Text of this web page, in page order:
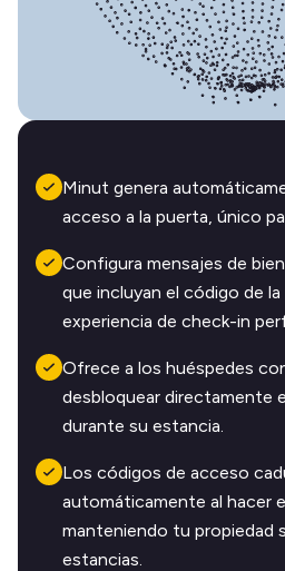
Minut genera
acceso a la puerta, único
Configura mensajes de
que incluyan el código de
experiencia de check-in
Ofrece a los huéspedes
desbloquear directamente
durante su estancia.
Los códigos de acceso
automáticamente al hacer
manteniendo tu propiedad
estancias.